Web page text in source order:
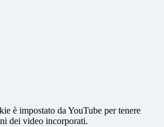
è impostato da YouTube per tenere
dei video incorporati.